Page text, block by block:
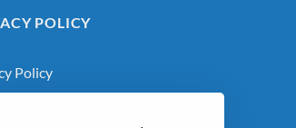
POLICY
Policy